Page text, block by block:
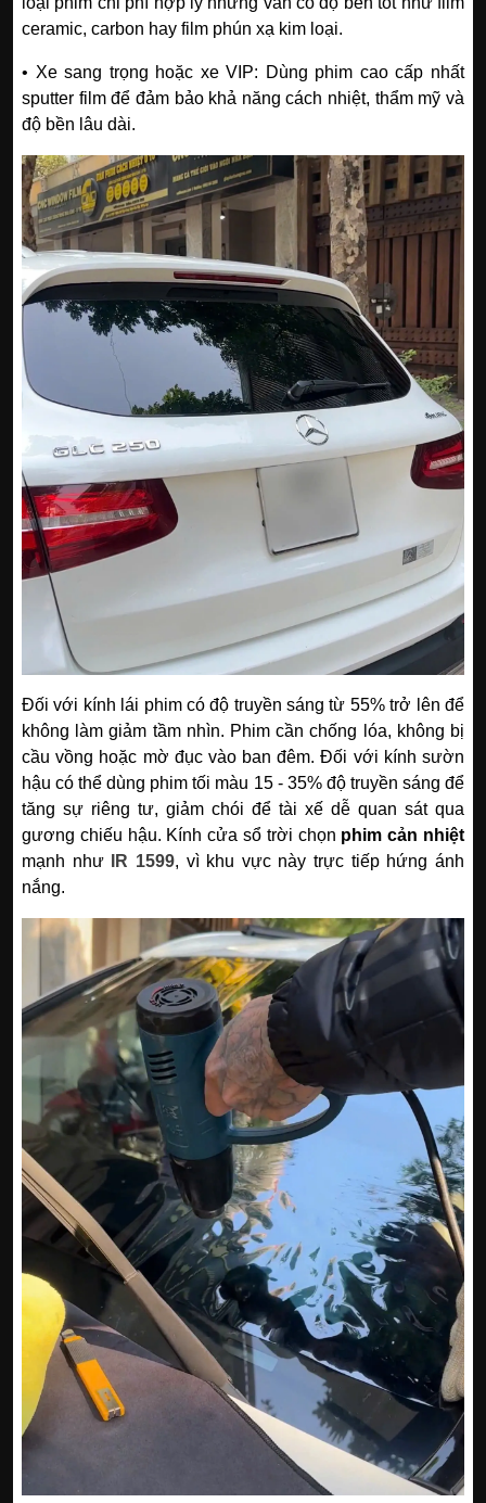
ceramic, carbon hay film phún xạ kim loại.
• Xe sang trọng hoặc xe VIP: Dùng phim cao cấp nhất
sputter film để đảm bảo khả năng cách nhiệt, thẩm mỹ và
độ bền lâu dài.
Đối với kính lái phim có độ truyền sáng từ 55% trở lên để
không làm giảm tầm nhìn. Phim cần chống lóa, không bị
cầu vồng hoặc mờ đục vào ban đêm. Đối với kính sườn
hậu có thể dùng phim tối màu 15 - 35% độ truyền sáng để
tăng sự riêng tư, giảm chói để tài xế dễ quan sát qua
gương chiếu hậu. Kính cửa sổ trời chọn phim cản nhiệt
mạnh như
IR 1599, vì khu vực này trực tiếp hứng ánh
nắng.